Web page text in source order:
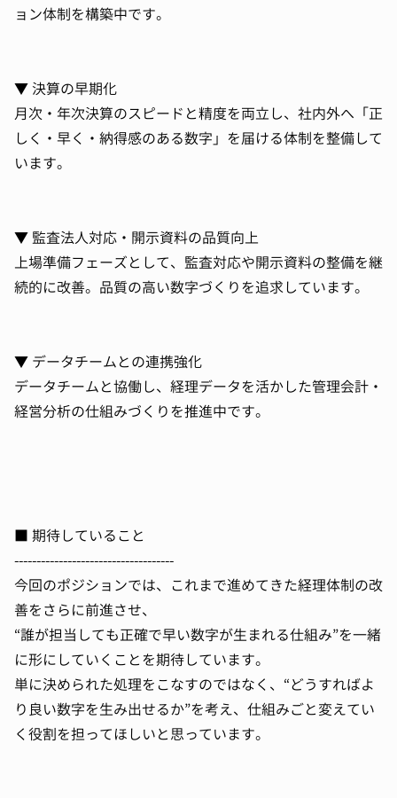
ョン体制を構築中です。
▼ 決算の早期化
月次・年次決算のスピードと精度を両立し、社内外へ「正
しく・早く・納得感のある数字」を届ける体制を整備して
います。
▼ 監査法人対応・開示資料の品質向上
上場準備フェーズとして、監査対応や開示資料の整備を継
続的に改善。品質の高い数字づくりを追求しています。
▼ データチームとの連携強化
データチームと協働し、経理データを活かした管理会計・
経営分析の仕組みづくりを推進中です。
■ 期待していること
------------------------------------
今回のポジションでは、これまで進めてきた経理体制の改
善をさらに前進させ、
“誰が担当しても正確で早い数字が生まれる仕組み”を一緒
に形にしていくことを期待しています。
単に決められた処理をこなすのではなく、“どうすればよ
り良い数字を生み出せるか”を考え、仕組みごと変えてい
く役割を担ってほしいと思っています。